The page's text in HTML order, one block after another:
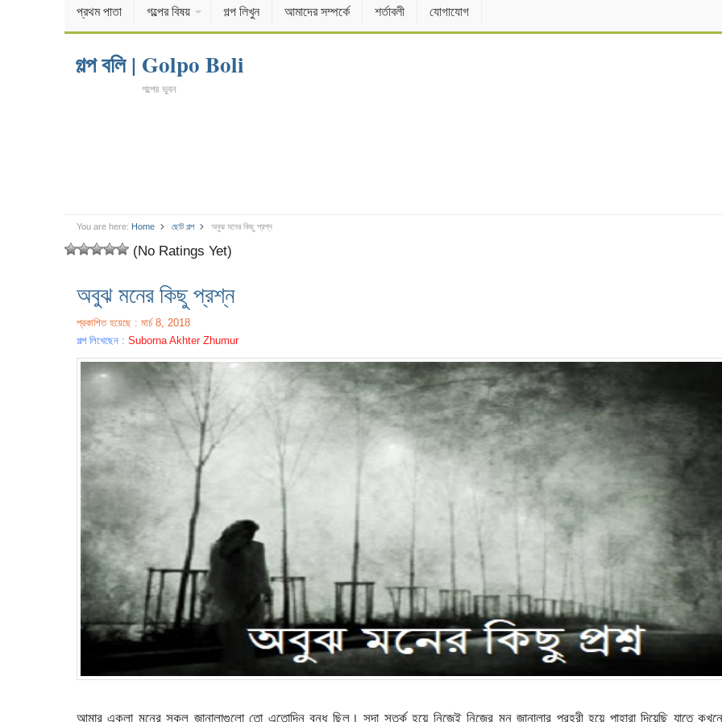
প্রথম পাতা গল্পের বিষয় গল্প লিখুন আমাদের সম্পর্কে শর্তাবলী যোগাযোগ
গল্প বলি | Golpo Boli
গল্পের ভুবন
You are here: Home ছোট গল্প অবুঝ মনের কিছু প্রশ্ন
(No Ratings Yet)
অবুঝ মনের কিছু প্রশ্ন
প্রকাশিত হয়েছে : মার্চ 8, 2018
গল্প লিখেছেন : Suborna Akhter Zhumur
আমার একলা মনের সকল জানালাগুলো তো এতোদিন বন্ধ ছিল। সদা সতর্ক হয়ে নিজেই নিজের মন জানালার প্রহরী হয়ে পাহারা দিয়েছি যাতে